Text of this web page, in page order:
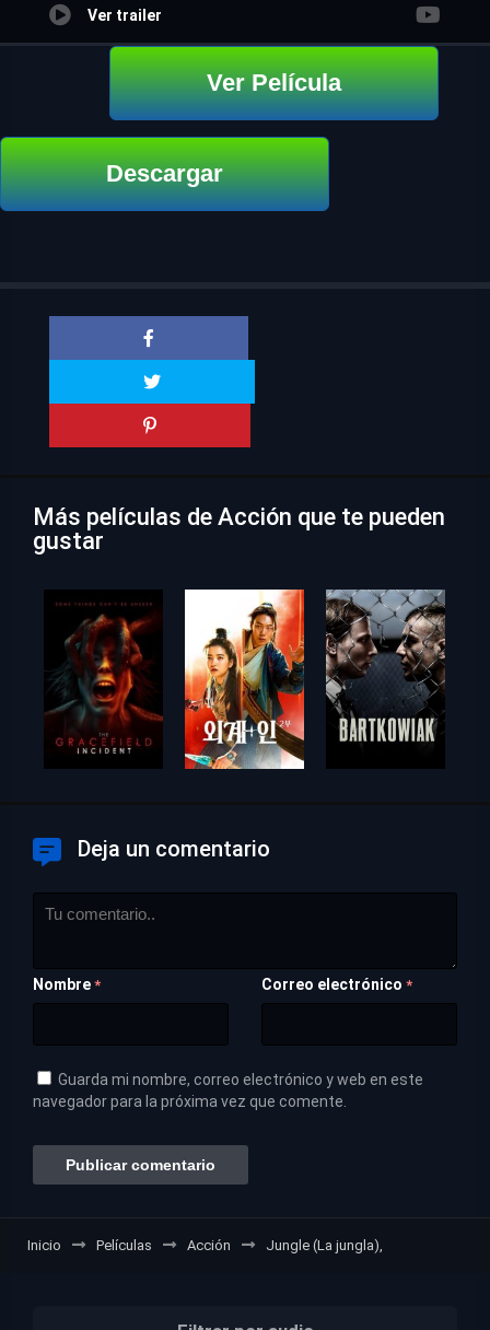
Ver trailer
Ver Película
Descargar
Más películas de Acción que te pueden
gustar
Deja un comentario
Nombre * Correo electrónico *
Guarda mi nombre, correo electrónico y web en este
navegador para la próxima vez que comente.
Inicio Películas Acción Jungle (La jungla),